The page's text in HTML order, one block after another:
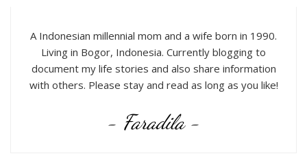
A Indonesian millennial mom and a wife born in 1990.
Living in Bogor, Indonesia. Currently blogging to
document my life stories and also share information
with others. Please stay and read as long as you like!
- Faradila -